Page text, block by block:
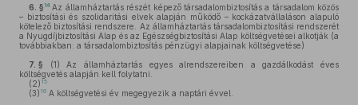
6. § 14 Az államháztartás részét képező társadalombiztosítás a társadalom közös
– biztosítási és szolidaritási elvek alapján működő – kockázatvállaláson alapuló
kötelező biztosítási rendszere. Az államháztartás társadalombiztosítási rendszerét
a Nyugdíjbiztosítási Alap és az Egészségbiztosítási Alap költségvetései alkotják (a
továbbiakban: a társadalombiztosítás pénzügyi alapjainak költségvetése)
7. § (1) Az államháztartás egyes alrendszereiben a gazdálkodást éves
költségvetés alapján kell folytatni.
(2) 15
(3) 16 A költségvetési év megegyezik a naptári évvel.